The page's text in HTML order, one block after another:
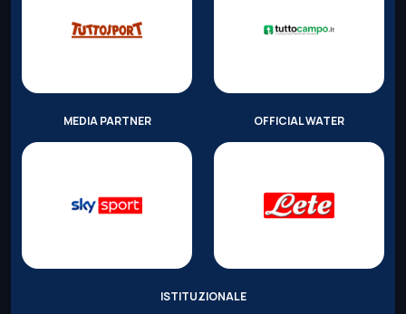
MEDIA PARTNER OFFICIAL WATER
ISTITUZIONALE